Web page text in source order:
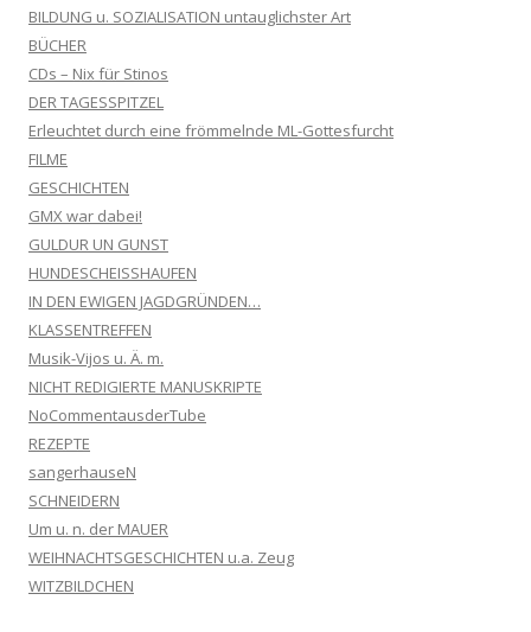
BILDUNG u. SOZIALISATION untauglichster Art
BÜCHER
CDs – Nix für Stinos
DER TAGESSPITZEL
Erleuchtet durch eine frömmelnde ML-Gottesfurcht
FILME
GESCHICHTEN
GMX war dabei!
GULDUR UN GUNST
HUNDESCHEISSHAUFEN
IN DEN EWIGEN JAGDGRÜNDEN…
KLASSENTREFFEN
Musik-Vijos u. Ä. m.
NICHT REDIGIERTE MANUSKRIPTE
NoCommentausderTube
REZEPTE
sangerhauseN
SCHNEIDERN
Um u. n. der MAUER
WEIHNACHTSGESCHICHTEN u.a. Zeug
WITZBILDCHEN